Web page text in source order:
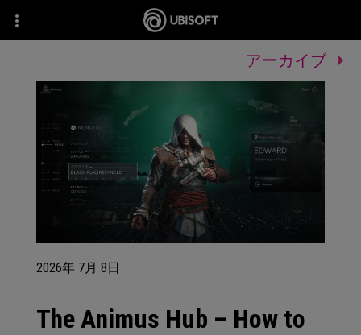
アーカイブ
2026年 7月 8日
The Animus Hub – How to